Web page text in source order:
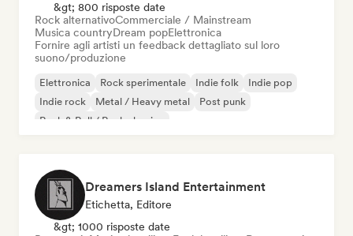
&gt; 800 risposte date
Rock alternativoCommerciale / Mainstream
Musica countryDream popElettronica
Fornire agli artisti un feedback dettagliato sul loro
suono/produzione
Elettronica Rock sperimentale Indie folk
Indie pop
Indie rock
Metal / Heavy metal
Post punk
Rock & Roll / Rock classico
Dreamers Island Entertainment
Etichetta, Editore
&gt; 1000 risposte date